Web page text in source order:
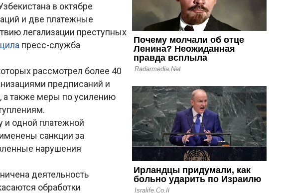
в октябре
и две платежные
легализации преступных
пресс-служба
рассмотрел более 40
предписаний и
а также меры по усилению
и одной платежной
санкции за
нарушения
деятельность
обработки